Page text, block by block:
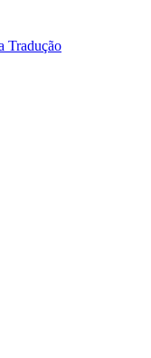
Tradução